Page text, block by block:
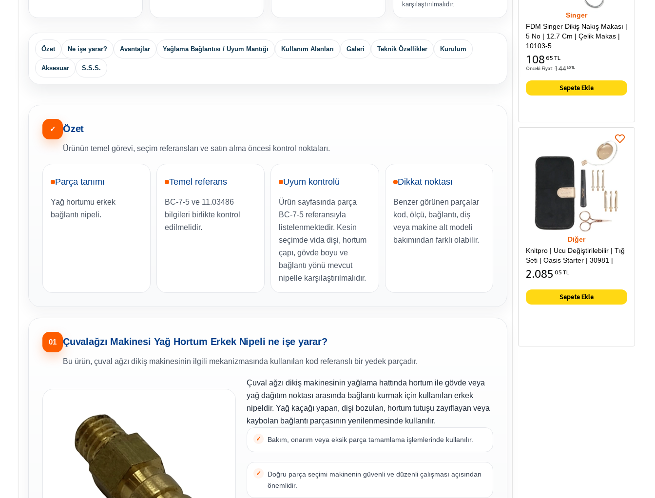
karşılaştırılmalıdır.
Özet Ne işe yarar? Avantajlar Yağlama Bağlantısı / Uyum Mantığı Kullanım Alanları Galeri Teknik Özellikler Kurulum
Aksesuar S.S.S.
✓ Özet
Ürünün temel görevi, seçim referansları ve satın alma öncesi kontrol noktaları.
Parça tanımı
Yağ hortumu erkek
bağlantı nipeli.
Temel referans
BC-7-5 ve 11.03486
bilgileri birlikte kontrol
edilmelidir.
Uyum kontrolü
Ürün sayfasında parça
BC-7-5 referansıyla
listelenmektedir. Kesin
seçimde vida dişi, hortum
çapı, gövde boyu ve
bağlantı yönü mevcut
nipelle karşılaştırılmalıdır.
Dikkat noktası
Benzer görünen parçalar
kod, ölçü, bağlantı, diş
veya makine alt modeli
bakımından farklı olabilir.
01 Çuvalağzı Makinesi Yağ Hortum Erkek Nipeli ne işe yarar?
Bu ürün, çuval ağzı dikiş makinesinin ilgili mekanizmasında kullanılan kod referanslı bir yedek parçadır.
Çuval ağzı dikiş makinesinin yağlama hattında hortum ile gövde veya
yağ dağıtım noktası arasında bağlantı kurmak için kullanılan erkek
nipeldir. Yağ kaçağı yapan, dişi bozulan, hortum tutuşu zayıflayan veya
kaybolan bağlantı parçasının yenilenmesinde kullanılır.
Bakım, onarım veya eksik parça tamamlama işlemlerinde kullanılır.
Doğru parça seçimi makinenin güvenli ve düzenli çalışması açısından
önemlidir.
Singer
FDM Singer Dikiş Nakış Makası |
5 No | 12.7 Cm | Çelik Makas |
10103-5
108 65 TL
Önceki Fiyat:144 86 TL
Sepete Ekle
Diğer
Knitpro | Ucu Değiştirilebilir | Tığ
Seti | Oasis Starter | 30981 |
2.085 05 TL
Sepete Ekle